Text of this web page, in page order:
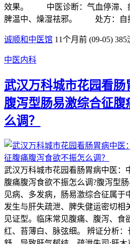
效果。 中医诊断：气血停滞
脾温中、燥湿祛邪。 处方：
诚顺和中医馆 11个月前 (09-05) 385
中医内科
武汉万科城市花园看肠
腹泻型肠易激综合征
么调？
武汉万科城市花园看肠胃病中医：
腹痛腹泻食欲不振怎么调?腹泻型
见病、多发病，肠易激综合征属于
发生与肝失疏泄、脾失健运密切相
见证型。临床常见腹痛、腹泻、食
红、苔薄白、脉弦细。 辨证分析